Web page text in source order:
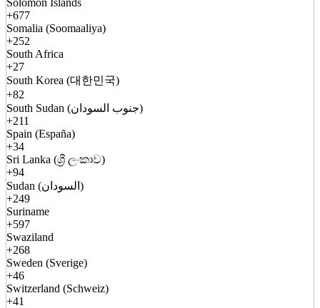
Solomon Islands
+677
Somalia (Soomaaliya)
+252
South Africa
+27
South Korea (대한민국)
+82
South Sudan (جنوب السودان)
+211
Spain (España)
+34
Sri Lanka (ශ්‍රී ලංකාව)
+94
Sudan (السودان)
+249
Suriname
+597
Swaziland
+268
Sweden (Sverige)
+46
Switzerland (Schweiz)
+41